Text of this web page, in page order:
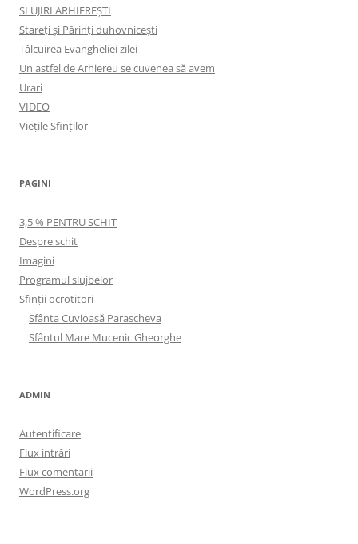
SLUJIRI ARHIEREȘTI
Stareți și Părinți duhovnicești
Tâlcuirea Evangheliei zilei
Un astfel de Arhiereu se cuvenea să avem
Urari
VIDEO
Viețile Sfinților
PAGINI
3,5 % PENTRU SCHIT
Despre schit
Imagini
Programul slujbelor
Sfinţii ocrotitori
Sfânta Cuvioasă Parascheva
Sfântul Mare Mucenic Gheorghe
ADMIN
Autentificare
Flux intrări
Flux comentarii
WordPress.org